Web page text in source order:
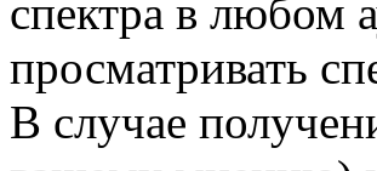
спектра в любом
просматривать
В случае